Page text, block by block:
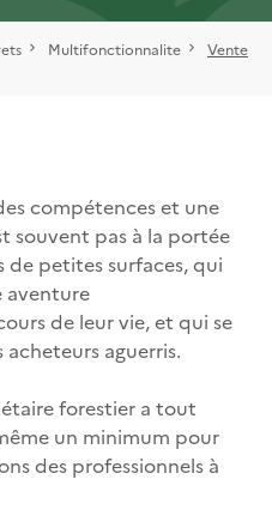
Multifonctionnalite
Vente
compétences et une
souvent pas à la portée
petites surfaces, qui
aventure
de leur vie, et qui se
aguerris.
forestier a tout
un minimum pour
des professionnels à